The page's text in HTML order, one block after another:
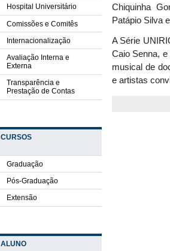
Hospital Universitário
Comissões e Comitês
Internacionalização
Avaliação Interna e
Externa
Transparência e
Prestação de Contas
CURSOS
Graduação
Pós-Graduação
Extensão
ALUNO
Chiquinha
Patápio Silva
A Série
Caio Senna,
musical de
e artistas